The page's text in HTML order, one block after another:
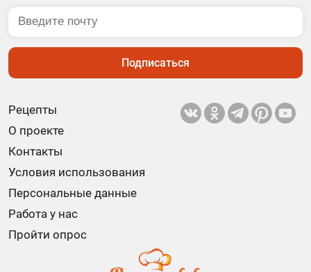
Рецепты
О проекте
Контакты
Условия использования
Персональные данные
Работа у нас
Пройти опрос
Подписаться